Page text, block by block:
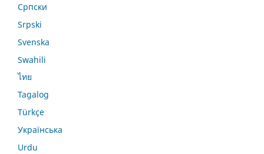
Српски
Srpski
Svenska
Swahili
ไทย
Tagalog
Türkçe
Українська
Urdu